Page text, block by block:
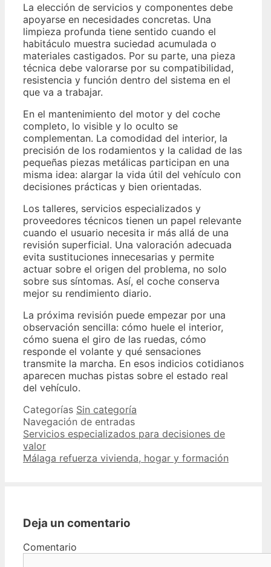
La elección de servicios y componentes debe
apoyarse en necesidades concretas. Una
limpieza profunda tiene sentido cuando el
habitáculo muestra suciedad acumulada o
materiales castigados. Por su parte, una pieza
técnica debe valorarse por su compatibilidad,
resistencia y función dentro del sistema en el
que va a trabajar.
En el mantenimiento del motor y del coche
completo, lo visible y lo oculto se
complementan. La comodidad del interior, la
precisión de los rodamientos y la calidad de las
pequeñas piezas metálicas participan en una
misma idea: alargar la vida útil del vehículo con
decisiones prácticas y bien orientadas.
Los talleres, servicios especializados y
proveedores técnicos tienen un papel relevante
cuando el usuario necesita ir más allá de una
revisión superficial. Una valoración adecuada
evita sustituciones innecesarias y permite
actuar sobre el origen del problema, no solo
sobre sus síntomas. Así, el coche conserva
mejor su rendimiento diario.
La próxima revisión puede empezar por una
observación sencilla: cómo huele el interior,
cómo suena el giro de las ruedas, cómo
responde el volante y qué sensaciones
transmite la marcha. En esos indicios cotidianos
aparecen muchas pistas sobre el estado real
del vehículo.
Categorías Sin categoría
Navegación de entradas
Servicios especializados para decisiones de
valor
Málaga refuerza vivienda, hogar y formación
Deja un comentario
Comentario